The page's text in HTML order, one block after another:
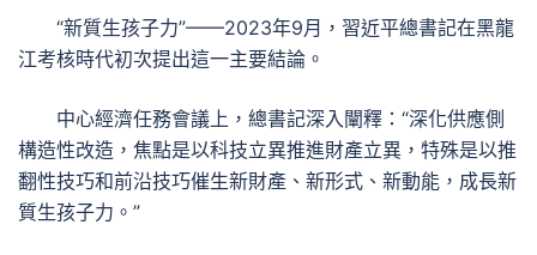
“新質生孩子力”——2023年9月，習近平總書記在黑龍
江考核時代初次提出這一主要結論。
中心經濟任務會議上，總書記深入闡釋：“深化供應側
構造性改造，焦點是以科技立異推進財產立異，特殊是以推
翻性技巧和前沿技巧催生新財產、新形式、新動能，成長新
質生孩子力。”